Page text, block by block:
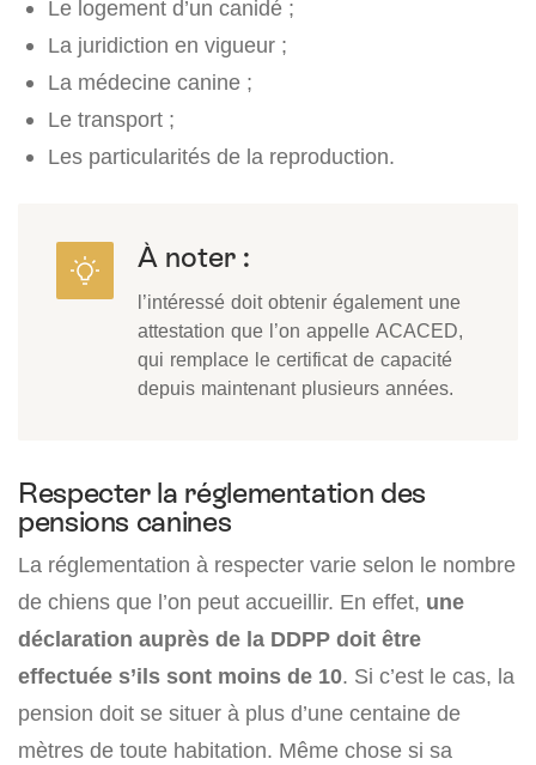
Le logement d’un canidé ;
La juridiction en vigueur ;
La médecine canine ;
Le transport ;
Les particularités de la reproduction.
À noter :
l’intéressé doit obtenir également une
attestation que l’on appelle ACACED,
qui remplace le certificat de capacité
depuis maintenant plusieurs années.
Respecter la réglementation des
pensions canines
La réglementation à respecter varie selon le nombre
de chiens que l’on peut accueillir. En effet, une
déclaration auprès de la DDPP doit être
effectuée s’ils sont moins de 10. Si c’est le cas, la
pension doit se situer à plus d’une centaine de
mètres de toute habitation. Même chose si sa